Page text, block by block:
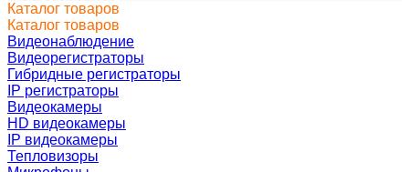
Каталог товаров
Каталог товаров
Видеонаблюдение
Видеорегистраторы
Гибридные регистраторы
IP регистраторы
Видеокамеры
HD видеокамеры
IP видеокамеры
Тепловизоры